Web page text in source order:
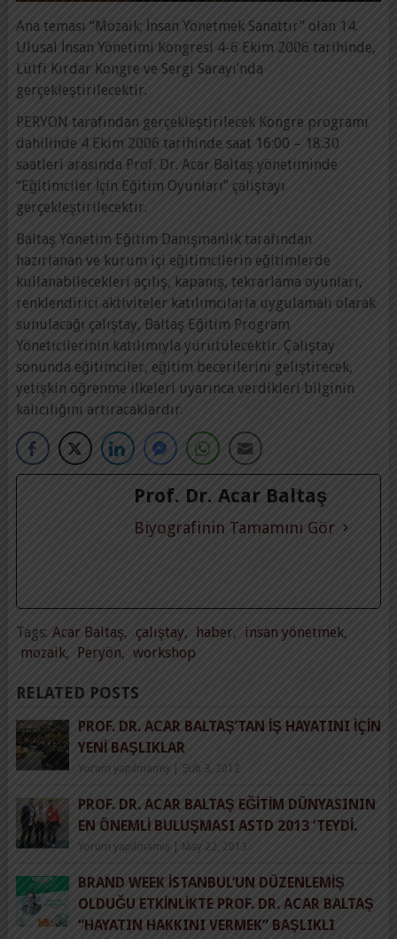
Ana teması “Mozaik; İnsan Yönetmek Sanattır” olan 14.
Ulusal İnsan Yönetimi Kongresi 4-6 Ekim 2006 tarihinde,
Lütfi Kırdar Kongre ve Sergi Sarayı’nda
gerçekleştirilecektir.
PERYON tarafından gerçekleştirilecek Kongre programı
dahilinde 4 Ekim 2006 tarihinde saat 16:00 – 18:30
saatleri arasında Prof. Dr. Acar Baltaş yönetiminde
“Eğitimciler İçin Eğitim Oyunları” çalıştayı
gerçekleştirilecektir.
Baltaş Yönetim Eğitim Danışmanlık tarafından
hazırlanan ve kurum içi eğitimcilerin eğitimlerde
kullanabilecekleri açılış, kapanış, tekrarlama oyunları,
renklendirici aktiviteler katılımcılarla uygulamalı olarak
sunulacağı çalıştay, Baltaş Eğitim Program
Yöneticilerinin katılımıyla yürütülecektir. Çalıştay
sonunda eğitimciler, eğitim becerilerini geliştirecek,
yetişkin öğrenme ilkeleri uyarınca verdikleri bilginin
kalıcılığını artıracaklardır.
Prof. Dr. Acar Baltaş
Biyografinin Tamamını Gör
Tags: Acar Baltaş, çalıştay, haber, insan yönetmek,
mozaik, Peryön, workshop
RELATED POSTS
PROF. DR. ACAR BALTAŞ’TAN İŞ HAYATINI İÇIN
YENI BAŞLIKLAR
Yorum yapılmamış Şub 3, 2012
PROF. DR. ACAR BALTAŞ EĞITIM DÜNYASININ
EN ÖNEMLI BULUŞMASI ASTD 2013 ‘TEYDI.
Yorum yapılmamış May 22, 2013
BRAND WEEK İSTANBUL’UN DÜZENLEMIŞ
OLDUĞU ETKINLIKTE PROF. DR. ACAR BALTAŞ
“HAYATIN HAKKINI VERMEK” BAŞLIKLI